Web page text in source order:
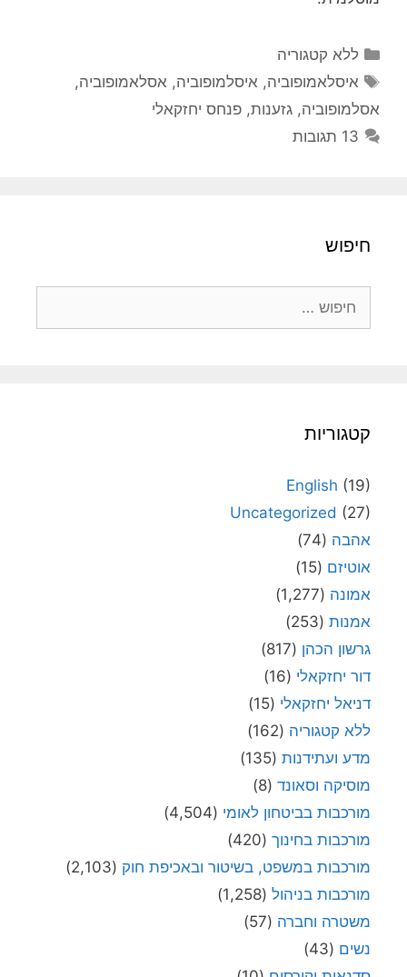
קטגוריות
ללא קטגוריה
תגיות
איסלאמופוביה, איסלמופוביה, אסלאמופוביה,
אסלמופוביה, גזענות, פנחס יחזקאלי
13 תגובות
חיפוש
קטגוריות
English (19)
Uncategorized (27)
אהבה (74)
אוטיזם (15)
אמונה (1,277)
אמנות (253)
גרשון הכהן (817)
דור יחזקאלי (16)
דניאל יחזקאלי (15)
ללא קטגוריה (162)
מדע ועתידנות (135)
מוסיקה וסאונד (8)
מורכבות בביטחון לאומי (4,504)
מורכבות בחינוך (420)
מורכבות במשפט, בשיטור ובאכיפת חוק (2,103)
מורכבות בניהול (1,258)
משטרה וחברה (57)
נשים (43)